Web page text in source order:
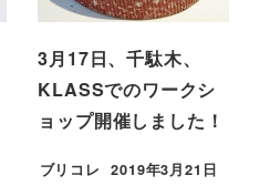
3月17日、千駄木、
KLASSでのワークシ
ョップ開催しました！
ブリコレ
投稿日
2019年3月21日